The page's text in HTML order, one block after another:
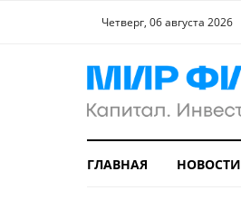
Четверг, 06 августа 2026
ГЛАВНАЯ НОВОСТИ